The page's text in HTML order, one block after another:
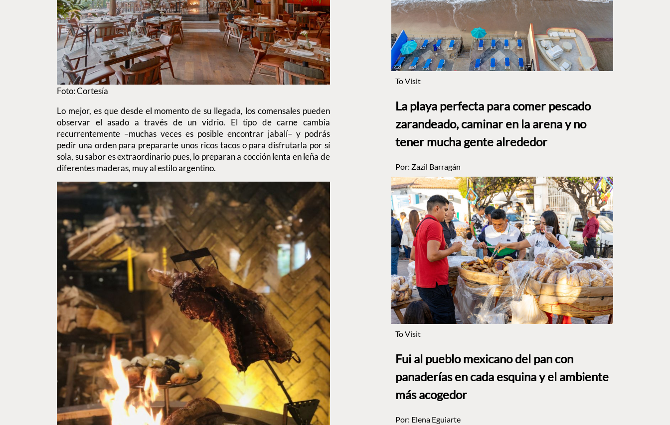
Foto: Cortesía
Lo mejor, es que desde el momento de su llegada, los comensales pueden
observar el asado a través de un vidrio. El tipo de carne cambia
recurrentemente –muchas veces es posible encontrar jabalí– y podrás
pedir una orden para prepararte unos ricos tacos o para disfrutarla por sí
sola, su sabor es extraordinario pues, lo preparan a cocción lenta en leña de
diferentes maderas, muy al estilo argentino.
To Visit
La playa perfecta para comer pescado
zarandeado, caminar en la arena y no
tener mucha gente alrededor
Por: Zazil Barragán
To Visit
Fui al pueblo mexicano del pan con
panaderías en cada esquina y el ambiente
más acogedor
Por: Elena Eguiarte